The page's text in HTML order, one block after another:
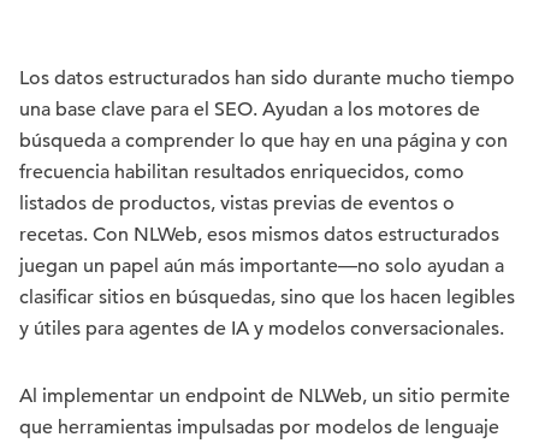
Los datos estructurados han sido durante mucho tiempo
una base clave para el SEO. Ayudan a los motores de
búsqueda a comprender lo que hay en una página y con
frecuencia habilitan resultados enriquecidos, como
listados de productos, vistas previas de eventos o
recetas. Con NLWeb, esos mismos datos estructurados
juegan un papel aún más importante—no solo ayudan a
clasificar sitios en búsquedas, sino que los hacen legibles
y útiles para agentes de IA y modelos conversacionales.
Al implementar un endpoint de NLWeb, un sitio permite
que herramientas impulsadas por modelos de lenguaje